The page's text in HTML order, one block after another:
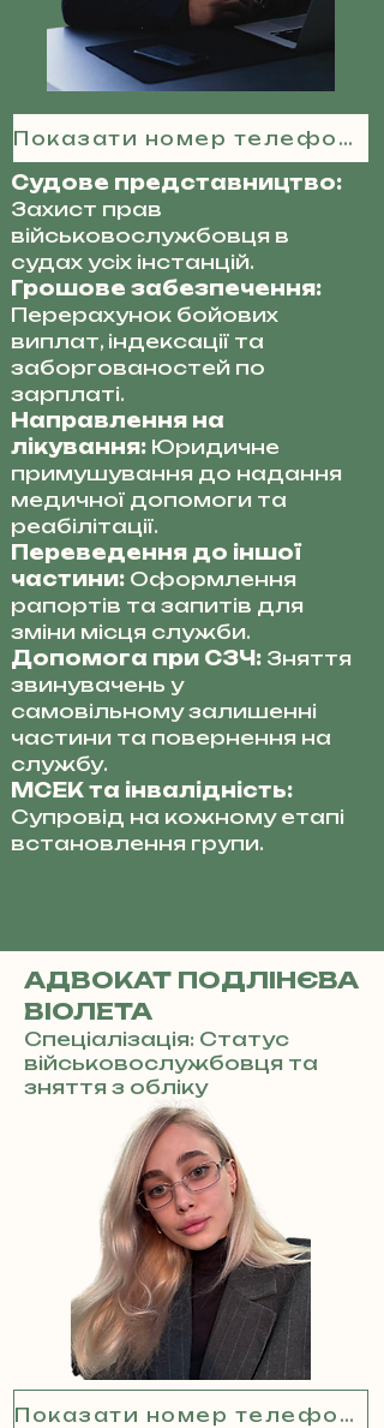
Показати номер телефону
Судове представництво:
Захист прав
військовослужбовця в
судах усіх інстанцій.
Грошове забезпечення:
Перерахунок бойових
виплат, індексації та
заборгованостей по
зарплаті.
Направлення на
лікування: Юридичне
примушування до надання
медичної допомоги та
реабілітації.
Переведення до іншої
частини: Оформлення
рапортів та запитів для
зміни місця служби.
Допомога при СЗЧ: Зняття
звинувачень у
самовільному залишенні
частини та повернення на
службу.
МСЕК та інвалідність:
Супровід на кожному етапі
встановлення групи.
АДВОКАТ ПОДЛІНЄВА
ВІОЛЕТА
Спеціалізація: Статус
військовослужбовця та
зняття з обліку
Показати номер телефону